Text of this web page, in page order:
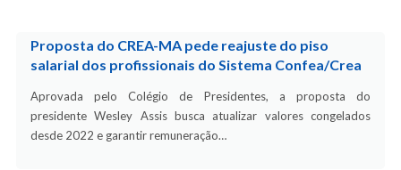
Proposta do CREA-MA pede reajuste do piso
salarial dos profissionais do Sistema Confea/Crea
Aprovada pelo Colégio de Presidentes, a proposta do
presidente Wesley Assis busca atualizar valores congelados
desde 2022 e garantir remuneração…